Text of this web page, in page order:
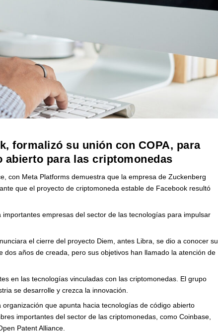
formalizó su unión con COPA, para
para las criptomonedas
con Meta Platforms demuestra que la empresa de Zuckenberg
que el proyecto de criptomoneda estable de Facebook resultó
empresas del sector de las tecnologías para impulsar
el cierre del proyecto Diem, antes Libra, se dio a conocer su
dos años de creada, pero sus objetivos han llamado la atención de
en las tecnologías vinculadas con las criptomonedas. El grupo
se desarrolle y crezca la innovación.
que apunta hacia tecnologías de código abierto
importantes del sector de las criptomonedas, como Coinbase,
Patent Alliance.